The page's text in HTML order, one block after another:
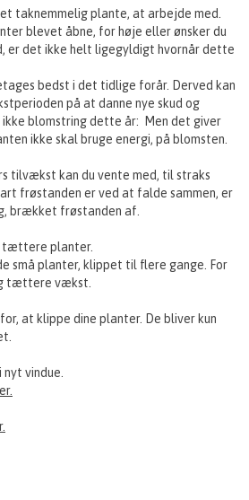
taknemmelig plante, at arbejde med.
blevet åbne, for høje eller ønsker du
er det ikke helt ligegyldigt hvornår dette
bedst i det tidlige forår. Derved kan
på at danne nye skud og
ikke blomstring dette år: Men det giver
ikke skal bruge energi, på blomsten.
tilvækst kan du vente med, til straks
frøstanden er ved at falde sammen, er
brækket frøstanden af.
tættere planter.
små planter, klippet til flere gange. For
tættere vækst.
at klippe dine planter. De bliver kun
vindue.